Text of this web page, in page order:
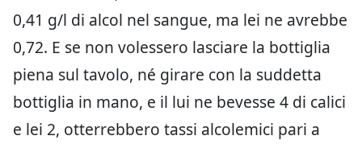
0,41 g/l di alcol nel sangue, ma lei ne avrebbe
0,72. E se non volessero lasciare la bottiglia
piena sul tavolo, né girare con la suddetta
bottiglia in mano, e il lui ne bevesse 4 di calici
e lei 2, otterrebbero tassi alcolemici pari a